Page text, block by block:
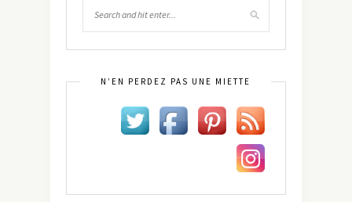
N’EN PERDEZ PAS UNE MIETTE